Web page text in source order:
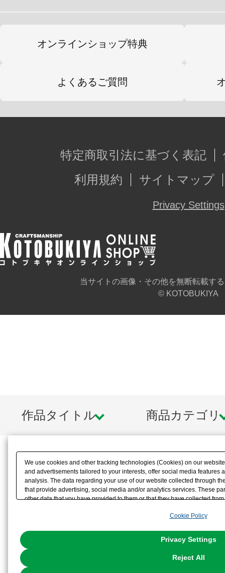
オンラインショップ特典
よくあるご質問
特定商取引法に基づく表記
利用規約
サイトマップ
Privacy Settings
当サイトの画像・その他を無断転載す
© KOTOBUKIYA
作品タイトル 商品カテゴリ
We use cookies and other tracking technologies (Cookies) on our
and advertisements tailored to your interests, offer social media features
analysis. The data regarding your use of our website collected through
that provide advertising, social media and/or analytics services. These
other data that you have provided to them or that they have collected
the use of all Cookies except for Strictly Necessary Cookies, please
You can change your consent or rejection settings at any time via
Cookie Policy
Privacy Settings
Reject All